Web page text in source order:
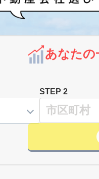
あなたの
STEP 2